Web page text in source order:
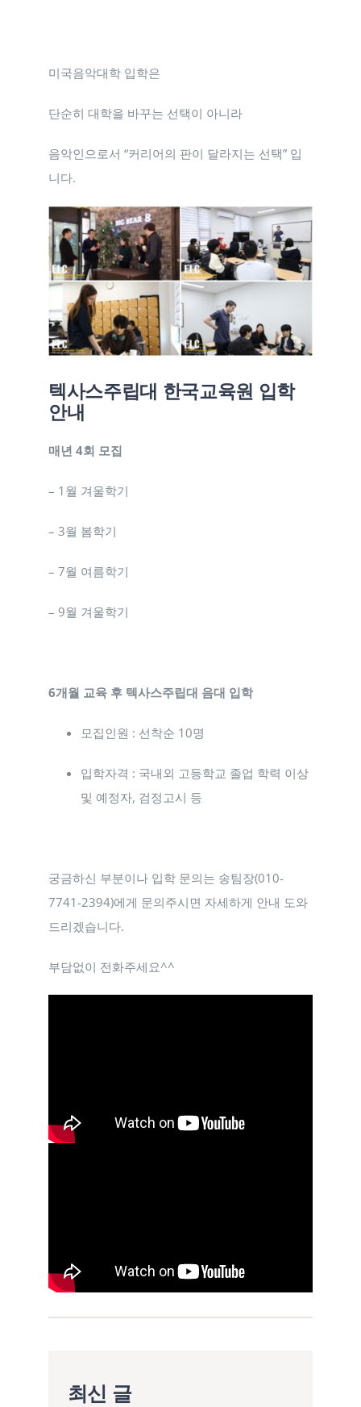
미국음악대학 입학은
단순히 대학을 바꾸는 선택이 아니라
음악인으로서 “커리어의 판이 달라지는 선택” 입
니다.
텍사스주립대 한국교육원 입학
안내
매년 4회 모집
– 1월 겨울학기
– 3월 봄학기
– 7월 여름학기
– 9월 겨울학기
6개월 교육 후 텍사스주립대 음대 입학
모집인원 : 선착순 10명
입학자격 : 국내외 고등학교 졸업 학력 이상
및 예정자, 검정고시 등
궁금하신 부분이나 입학 문의는 송팀장(010-
7741-2394)에게 문의주시면 자세하게 안내 도와
드리겠습니다.
부담없이 전화주세요^^
최신 글